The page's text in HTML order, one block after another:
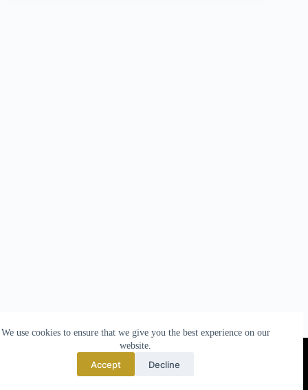
We use cookies to ensure that we give you the best experience on our
website.
Accept Decline
Nova Templates
TO TOP